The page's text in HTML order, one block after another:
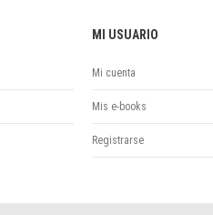
MI USUARIO
Mi cuenta
Mis e-books
Registrarse